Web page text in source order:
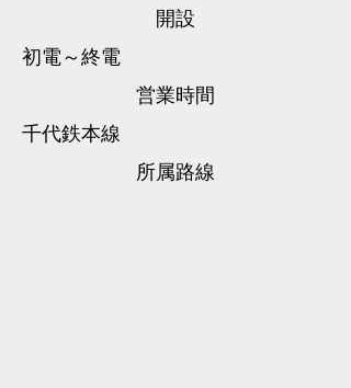
​開設
初電～終電
営業時間
千代鉄本線
所属路線